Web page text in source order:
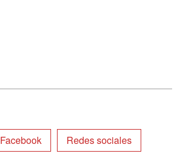
Facebook Redes sociales